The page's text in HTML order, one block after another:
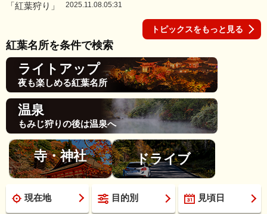
2025.11.08.05:31
トピックスをもっと見る
紅葉名所を条件で検索
ライトアップ
夜も楽しめる紅葉名所
温泉
もみじ狩りの後は温泉へ
寺・神社 ドライブ
現在地 目的別 見頃日